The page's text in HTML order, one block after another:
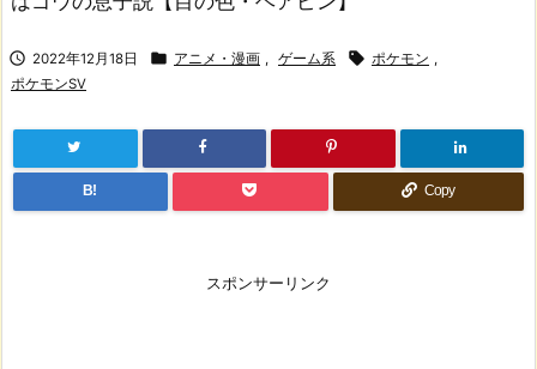
 2022年12月18日  アニメ・漫画 , ゲーム系  ポケモン ,
ポケモンSV
B! Copy
スポンサーリンク